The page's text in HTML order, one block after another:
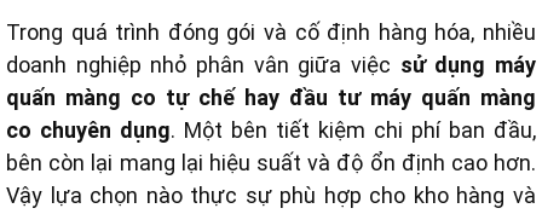
Trong quá trình đóng gói và cố định hàng hóa, nhiều
doanh nghiệp nhỏ phân vân giữa việc sử dụng máy
quấn màng co tự chế hay đầu tư máy quấn màng
co chuyên dụng. Một bên tiết kiệm chi phí ban đầu,
bên còn lại mang lại hiệu suất và độ ổn định cao hơn.
Vậy lựa chọn nào thực sự phù hợp cho kho hàng và